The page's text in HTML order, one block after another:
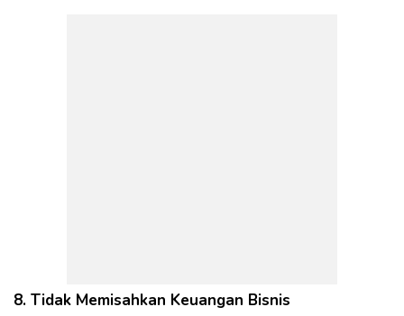
8. Tidak Memisahkan Keuangan Bisnis